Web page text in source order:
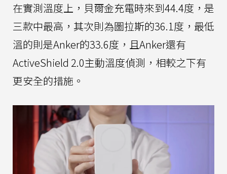
在實測溫度上，貝爾金充電時來到44.4度，是
三款中最高，其次則為圖拉斯的36.1度，最低
溫的則是Anker的33.6度，且Anker還有
ActiveShield 2.0主動溫度偵測，相較之下有
更安全的措施。